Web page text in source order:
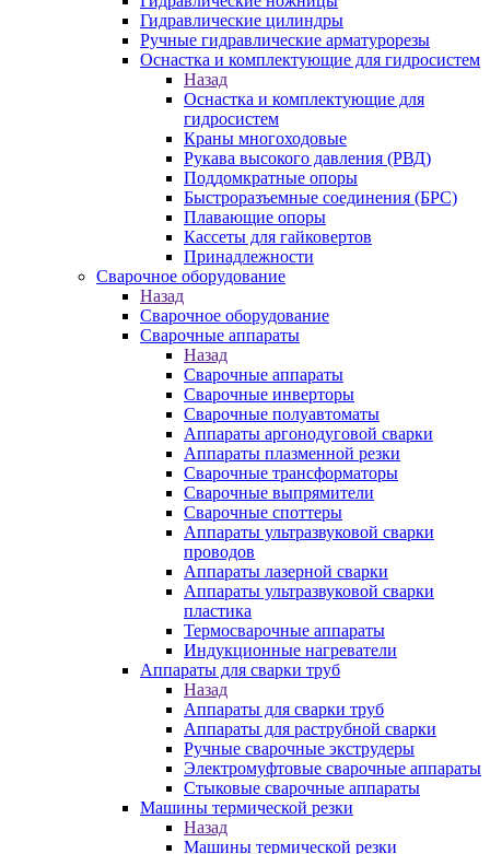
Гидравлические цилиндры
Ручные гидравлические арматурорезы
Оснастка и комплектующие для гидросистем
Назад
Оснастка и комплектующие для
гидросистем
Краны многоходовые
Рукава высокого давления (РВД)
Поддомкратные опоры
Быстроразъемные соединения (БРС)
Плавающие опоры
Кассеты для гайковертов
Принадлежности
Сварочное оборудование
Назад
Сварочное оборудование
Сварочные аппараты
Назад
Сварочные аппараты
Сварочные инверторы
Сварочные полуавтоматы
Аппараты аргонодуговой сварки
Аппараты плазменной резки
Сварочные трансформаторы
Сварочные выпрямители
Сварочные споттеры
Аппараты ультразвуковой сварки
проводов
Аппараты лазерной сварки
Аппараты ультразвуковой сварки
пластика
Термосварочные аппараты
Индукционные нагреватели
Аппараты для сварки труб
Назад
Аппараты для сварки труб
Аппараты для раструбной сварки
Ручные сварочные экструдеры
Электромуфтовые сварочные аппараты
Стыковые сварочные аппараты
Машины термической резки
Назад
Машины термической резки